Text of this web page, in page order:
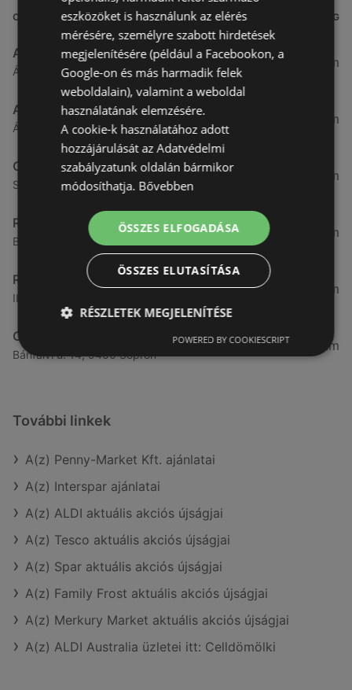
CÍM TÁVOLSÁG
Aldi
Ágfalvi út 4/A., 9400 Sopron
3,26 km
ALDI
Ágfalvi út 4/a, 9400 Sopron
3,26 km
CBA
Somfalvi u. 14., 9400 Sopron
3,31 km
Reál
Besenyő u. 16., 9400 Sopron
3,32 km
Reál
Ibolya út 15., 9400 Sopron
3,41 km
CBA
Bánfalvi u. 14, 9400 Sopron
3,58 km
További linkek
A(z) Penny-Market Kft. ajánlatai
A(z) Interspar ajánlatai
A(z) ALDI aktuális akciós újságjai
A(z) Tesco aktuális akciós újságjai
A(z) Spar aktuális akciós újságjai
A(z) Family Frost aktuális akciós újságjai
A(z) Merkury Market aktuális akciós újságjai
A(z) ALDI Australia üzletei itt: Celldömölki
eszközöket is használunk az elérés
mérésére, személyre szabott hirdetések
megjelenítésére (például a Facebookon, a
Google-on és más harmadik felek
weboldalain), valamint a weboldal
használatának elemzésére.
A cookie-k használatához adott
hozzájárulását az Adatvédelmi
szabályzatunk oldalán bármikor
módosíthatja. Bővebben
ÖSSZES ELFOGADÁSA
ÖSSZES ELUTASÍTÁSA
RÉSZLETEK MEGJELENÍTÉSE
POWERED BY COOKIESCRIPT